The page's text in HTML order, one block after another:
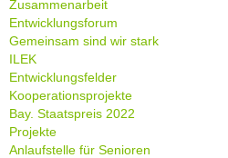
Zusammenarbeit
Entwicklungsforum
Gemeinsam sind wir stark
ILEK
Entwicklungsfelder
Kooperationsprojekte
Bay. Staatspreis 2022
Projekte
Anlaufstelle für Senioren